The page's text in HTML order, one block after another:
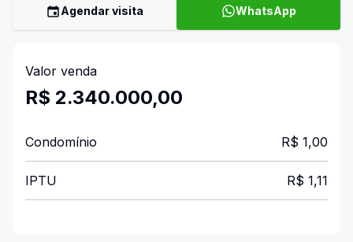
Agendar visita WhatsApp
Valor venda
R$ 2.340.000,00
Condomínio R$ 1,00
IPTU R$ 1,11